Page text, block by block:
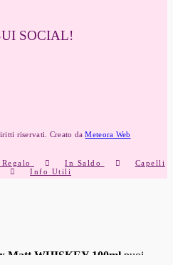
SOCIAL!
riservati. Creato daMeteora Web
In Saldo
Capelli
Info Utili
Matt WHISKEY 100ml puoi